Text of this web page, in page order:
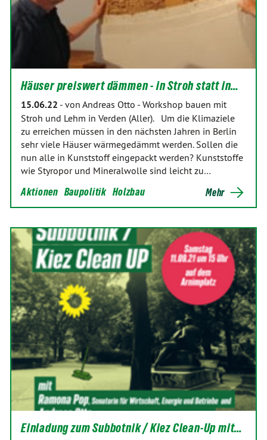
Häuser preiswert dämmen - in Stroh statt in…
15.06.22 - von Andreas Otto - Workshop bauen mit
Stroh und Lehm in Verden (Aller). Um die Klimaziele
zu erreichen müssen in den nächsten Jahren in Berlin
sehr viele Häuser wärmegedämmt werden. Sollen die
nun alle in Kunststoff eingepackt werden? Kunststoffe
wie Styropor und Mineralwolle sind leicht zu…
Aktionen Baupolitik Holzbau Mehr
Einladung zum Subbotnik / Kiez Clean-Up mit…